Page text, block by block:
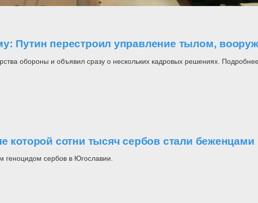
Путин перестроил управление тылом,
обороны и объявил сразу о нескольких кадровых решениях.
которой сотни тысяч сербов стали беженцами
геноцидом сербов в Югославии.